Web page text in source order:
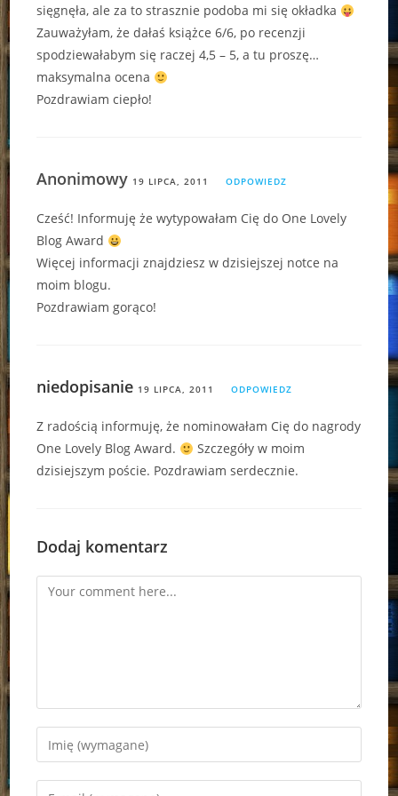
sięgnęła, ale za to strasznie podoba mi się okładka
Zauważyłam, że dałaś książce 6/6, po recenzji
spodziewałabym się raczej 4,5 – 5, a tu proszę…
maksymalna ocena
Pozdrawiam ciepło!
Anonimowy 19 LIPCA, 2011 ODPOWIEDZ
Cześć! Informuję że wytypowałam Cię do One Lovely
Blog Award
Więcej informacji znajdziesz w dzisiejszej notce na
moim blogu.
Pozdrawiam gorąco!
niedopisanie 19 LIPCA, 2011 ODPOWIEDZ
Z radością informuję, że nominowałam Cię do nagrody
One Lovely Blog Award.
Szczegóły w moim
dzisiejszym poście. Pozdrawiam serdecznie.
Dodaj komentarz
Comment
Enter
your
name
Enter